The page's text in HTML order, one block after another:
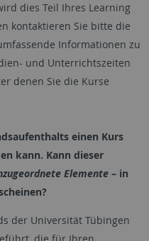
dies Teil Ihres Learning
kontaktieren Sie bitte die
Informationen zu
und Unterrichtszeiten
denen Sie die Kurse
einen Kurs
kann. Kann dieser
Elemente– in
der Universität Tübingen